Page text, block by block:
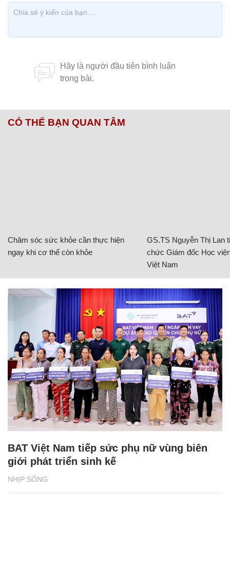
CÓ THỂ BẠN QUAN TÂM
Chăm sóc sức khỏe cần thực hiện
ngay khi cơ thể còn khỏe
GS.TS Nguyễn Thị Lan
chức Giám đốc Học
Việt Nam
NHỊP SỐNG
BAT Việt Nam tiếp sức phụ nữ vùng biên
giới phát triển sinh kế